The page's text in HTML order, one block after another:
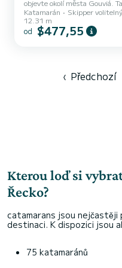
objevte okolí města Gouviá.
2020 a nabízí úžasné pohodlí a
komfortních kajut: 4 a počet
m a výkonem2 HP bude tato
Katamarán Skipper volitelný
12.31 m
od $477,55
‹ Předchozí
Kterou loď si
Řecko?
catamarans jsou nejčastěji
destinaci. K dispozici jsou
75 katamaránů